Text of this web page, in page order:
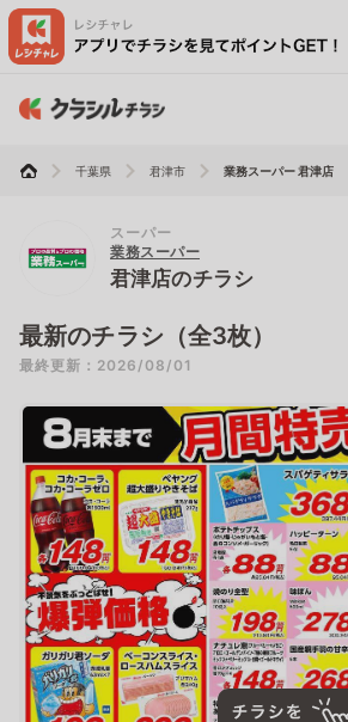
千葉県 君津市 業務スーパー 君津店
スーパー
業務スーパー
君津店のチラシ
最新のチラシ（全3枚）
最終更新：2026/08/01